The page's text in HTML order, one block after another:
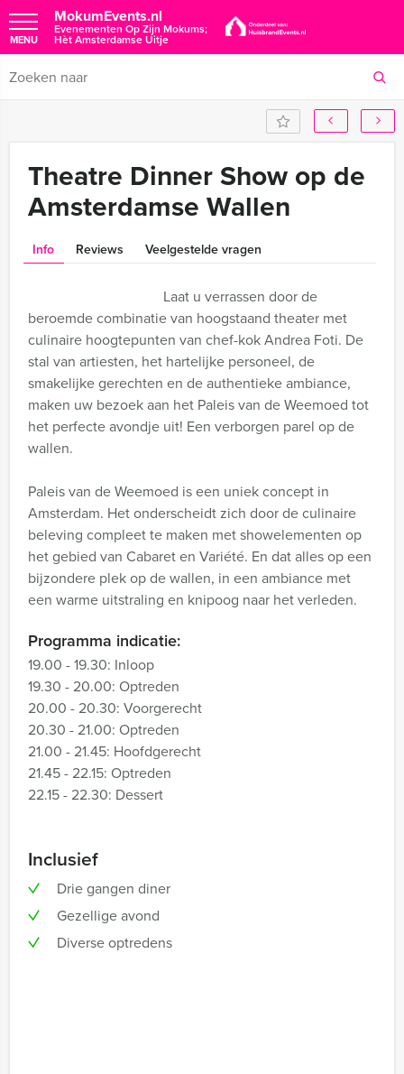
MokumEvents.nl
Evenementen Op Zijn Mokums;
Hèt Amsterdamse Uitje
MENU
Theatre Dinner Show op de
Amsterdamse Wallen
Info Reviews Veelgestelde vragen
Laat u verrassen door de
beroemde combinatie van hoogstaand theater met
culinaire hoogtepunten van chef-kok Andrea Foti. De
stal van artiesten, het hartelijke personeel, de
smakelijke gerechten en de authentieke ambiance,
maken uw bezoek aan het Paleis van de Weemoed tot
het perfecte avondje uit! Een verborgen parel op de
wallen.
Paleis van de Weemoed is een uniek concept in
Amsterdam. Het onderscheidt zich door de culinaire
beleving compleet te maken met showelementen op
het gebied van Cabaret en Variété. En dat alles op een
bijzondere plek op de wallen, in een ambiance met
een warme uitstraling en knipoog naar het verleden.
Programma indicatie:
19.00 - 19.30: Inloop
19.30 - 20.00: Optreden
20.00 - 20.30: Voorgerecht
20.30 - 21.00: Optreden
21.00 - 21.45: Hoofdgerecht
21.45 - 22.15: Optreden
22.15 - 22.30: Dessert
Inclusief
Drie gangen diner
Gezellige avond
Diverse optredens